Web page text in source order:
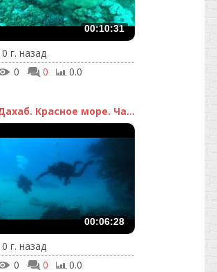
00:10:31
г. назад
0
0 0.0
Красное море. Ча...
00:06:28
г. назад
0
0 0.0